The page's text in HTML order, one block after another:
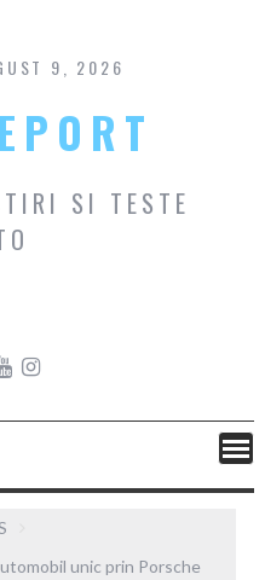
9, 2026
SI TESTE
unic prin Porsche